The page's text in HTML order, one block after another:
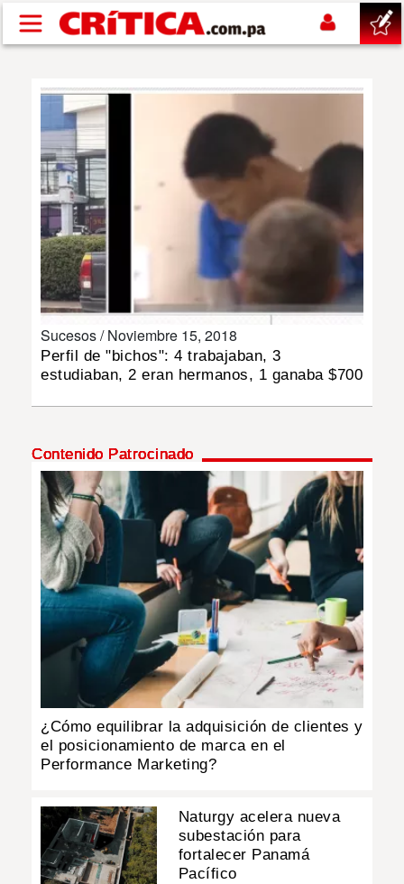
Pasar al contenido principal
SUCESOS
NACIONAL
POLÍTICA
SHOW
DEPORTES
MULTIMEDIA
IMPRESO
Sucesos /Noviembre 15, 2018
Perfil de "bichos": 4 trabajaban, 3
estudiaban, 2 eran hermanos, 1 ganaba $700
Contenido Patrocinado
¿Cómo equilibrar la adquisición de clientes y
el posicionamiento de marca en el
Performance Marketing?
Naturgy acelera nueva
subestación para
fortalecer Panamá
Pacífico